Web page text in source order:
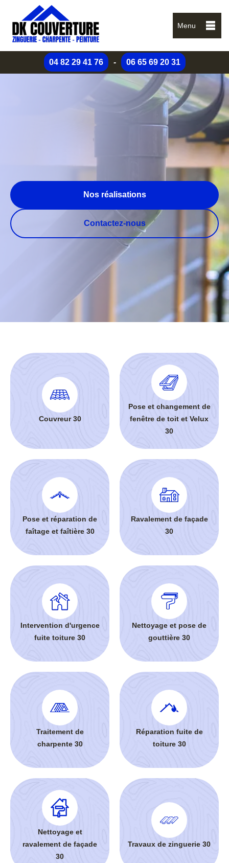
Menu
04 82 29 41 76 - 06 65 69 20 31
Nos réalisations
Contactez-nous
Couvreur 30
Pose et changement de
fenêtre de toit et Velux
30
Pose et réparation de
faîtage et faîtière 30
Ravalement de façade
30
Intervention d'urgence
fuite toiture 30
Nettoyage et pose de
gouttière 30
Traitement de
charpente 30
Réparation fuite de
toiture 30
Nettoyage et
ravalement de façade
30
Travaux de zinguerie 30